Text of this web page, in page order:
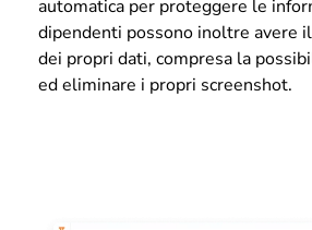
automatica per proteggere le
dipendenti possono inoltre avere
dei propri dati, compresa la
ed eliminare i propri screenshot.